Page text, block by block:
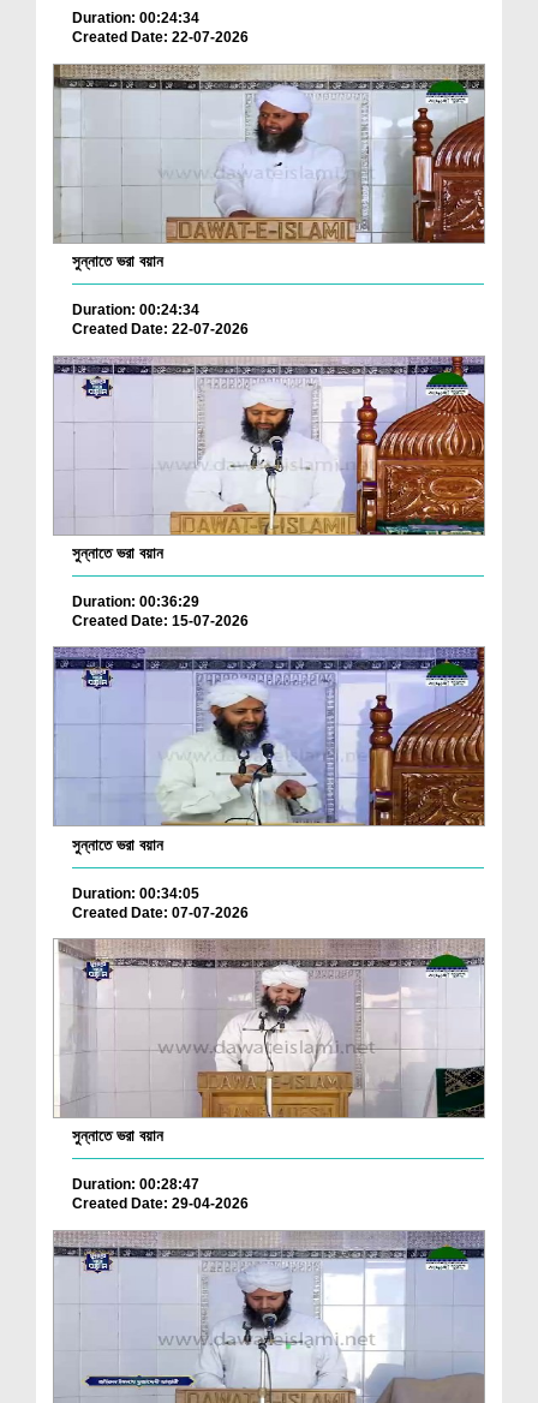
Duration: 00:24:34
Created Date: 22-07-2026
সুন্নাতে ভরা বয়ান
Duration: 00:24:34
Created Date: 22-07-2026
সুন্নাতে ভরা বয়ান
Duration: 00:36:29
Created Date: 15-07-2026
সুন্নাতে ভরা বয়ান
Duration: 00:34:05
Created Date: 07-07-2026
সুন্নাতে ভরা বয়ান
Duration: 00:28:47
Created Date: 29-04-2026